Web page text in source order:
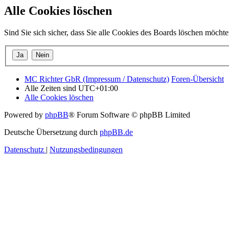
Alle Cookies löschen
Sind Sie sich sicher, dass Sie alle Cookies des Boards löschen
MC Richter GbR (Impressum / Datenschutz) Foren-Übersicht
Alle Zeiten sind UTC+01:00
Alle Cookies löschen
Powered by phpBB® Forum Software © phpBB Limited
Deutsche Übersetzung durch phpBB.de
Datenschutz | Nutzungsbedingungen